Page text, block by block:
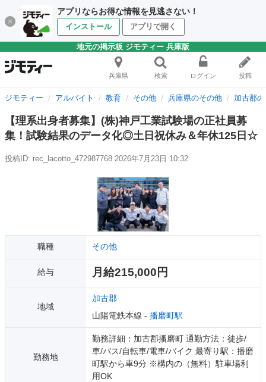
アプリならお得な情報を見逃さない！
インストール アプリで開く
地元の掲示板 ジモティー 兵庫版
兵庫県 検索 ログイン 投稿
ジモティー アルバイト 教育 その他 兵庫県のその他 加古郡
【理系出身者募集】(株)神戸工業試験場の正社員募
集！試験結果のデータ化◎土日祝休み＆年休125日☆
投稿ID: rec_lacotto_472987768 2026年7月23日 10:32
職種 その他
給与 月給215,000円
地域
加古郡
山陽電鉄本線 - 播磨町駅
勤務地
勤務詳細：加古郡播磨町 通勤方法：徒歩/
車/バス/自転車/電車/バイク 最寄り駅：播磨
町駅から車9分 ※構内の（無料）駐車場利
用OK